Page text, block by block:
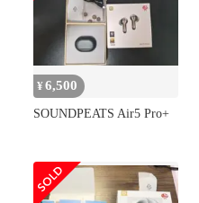
¥6,500
SOUNDPEATS Air5 Pro+